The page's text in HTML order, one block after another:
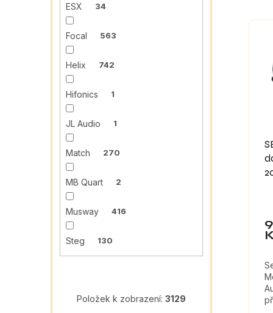
ESX 34
Focal 563
Helix 742
Hifonics 1
JL Audio 1
Match 270
MB Quart 2
Musway 416
Steg 130
Položek k zobrazení: 3129
nV
je
5